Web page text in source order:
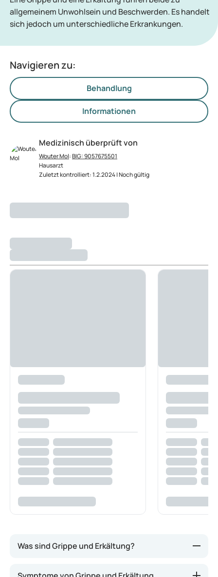
allgemeinem Unwohlsein und Beschwerden. Es handelt
sich jedoch um unterschiedliche Erkrankungen.
Navigieren zu:
Behandlung
Informationen
Medizinisch überprüft von
Wouter Mol:BIG: 9057675501
Hausarzt
Zuletzt kontrolliert: 1.2.2024 | Noch gültig
Was sind Grippe und Erkältung?